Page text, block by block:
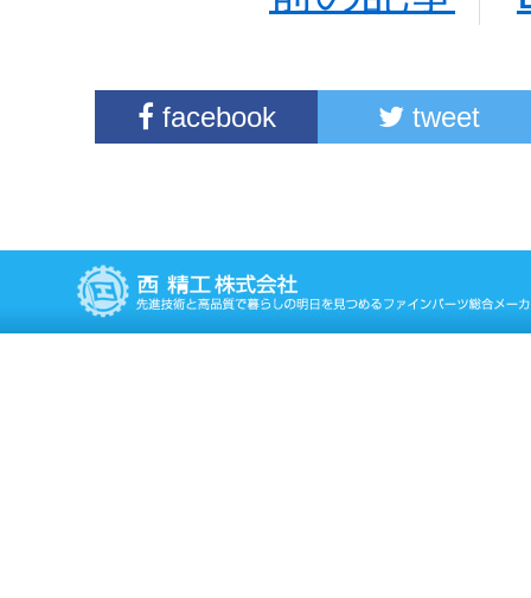
facebook tweet